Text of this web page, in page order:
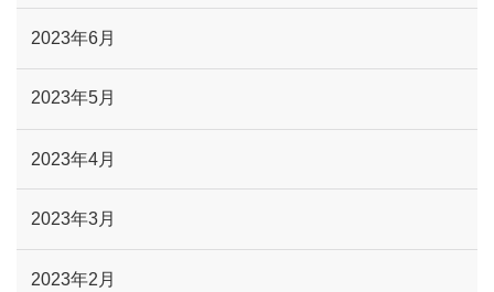
2023年6月
2023年5月
2023年4月
2023年3月
2023年2月